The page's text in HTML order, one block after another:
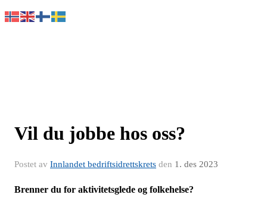
Vil du jobbe hos oss?
Postet av Innlandet bedriftsidrettskrets den 1. des 2023
Brenner du for aktivitetsglede og folkehelse?